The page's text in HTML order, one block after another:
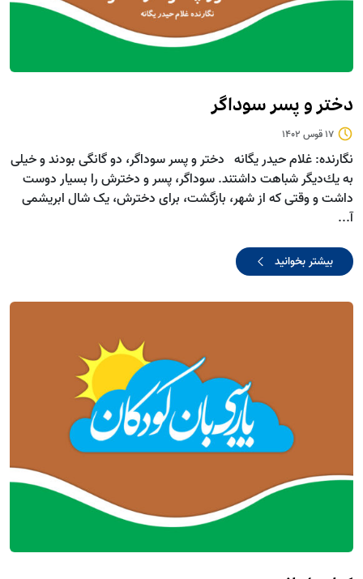
دختر و پسر سوداگر
17 قوس 1402
نگارنده: غلام حیدر یگانه دختر و پسر سوداگر، دو گانگی بودند و خيلی
به يك‌ديگر شباهت داشتند. سوداگر، پسر و دخترش را بسيار دوست
داشت و وقتی که از شهر، بازگشت، برای دخترش، یک شال ابریشمی
آ...
بیشتر بخوانید